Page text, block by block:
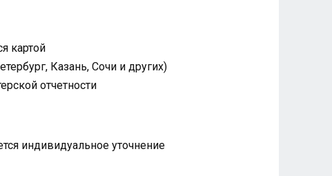
картой
Казань, Сочи и других)
отчетности
индивидуальное уточнение